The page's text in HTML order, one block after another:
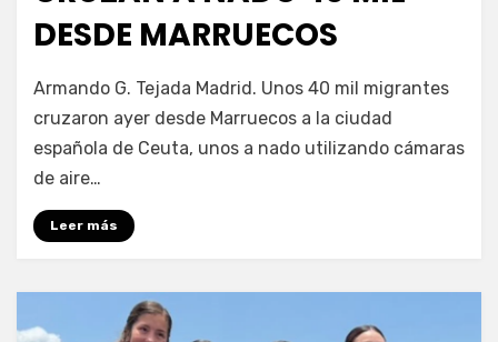
DESDE MARRUECOS
Fernando Miranda Servín
Armando G. Tejada Madrid. Unos 40 mil migrantes
cruzaron ayer desde Marruecos a la ciudad
española de Ceuta, unos a nado utilizando cámaras
de aire…
Leer más